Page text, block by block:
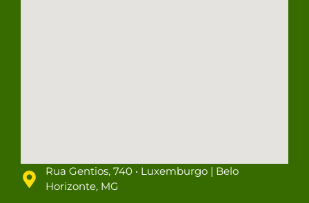
Rua Gentios, 740 • Luxemburgo | Belo
Horizonte, MG